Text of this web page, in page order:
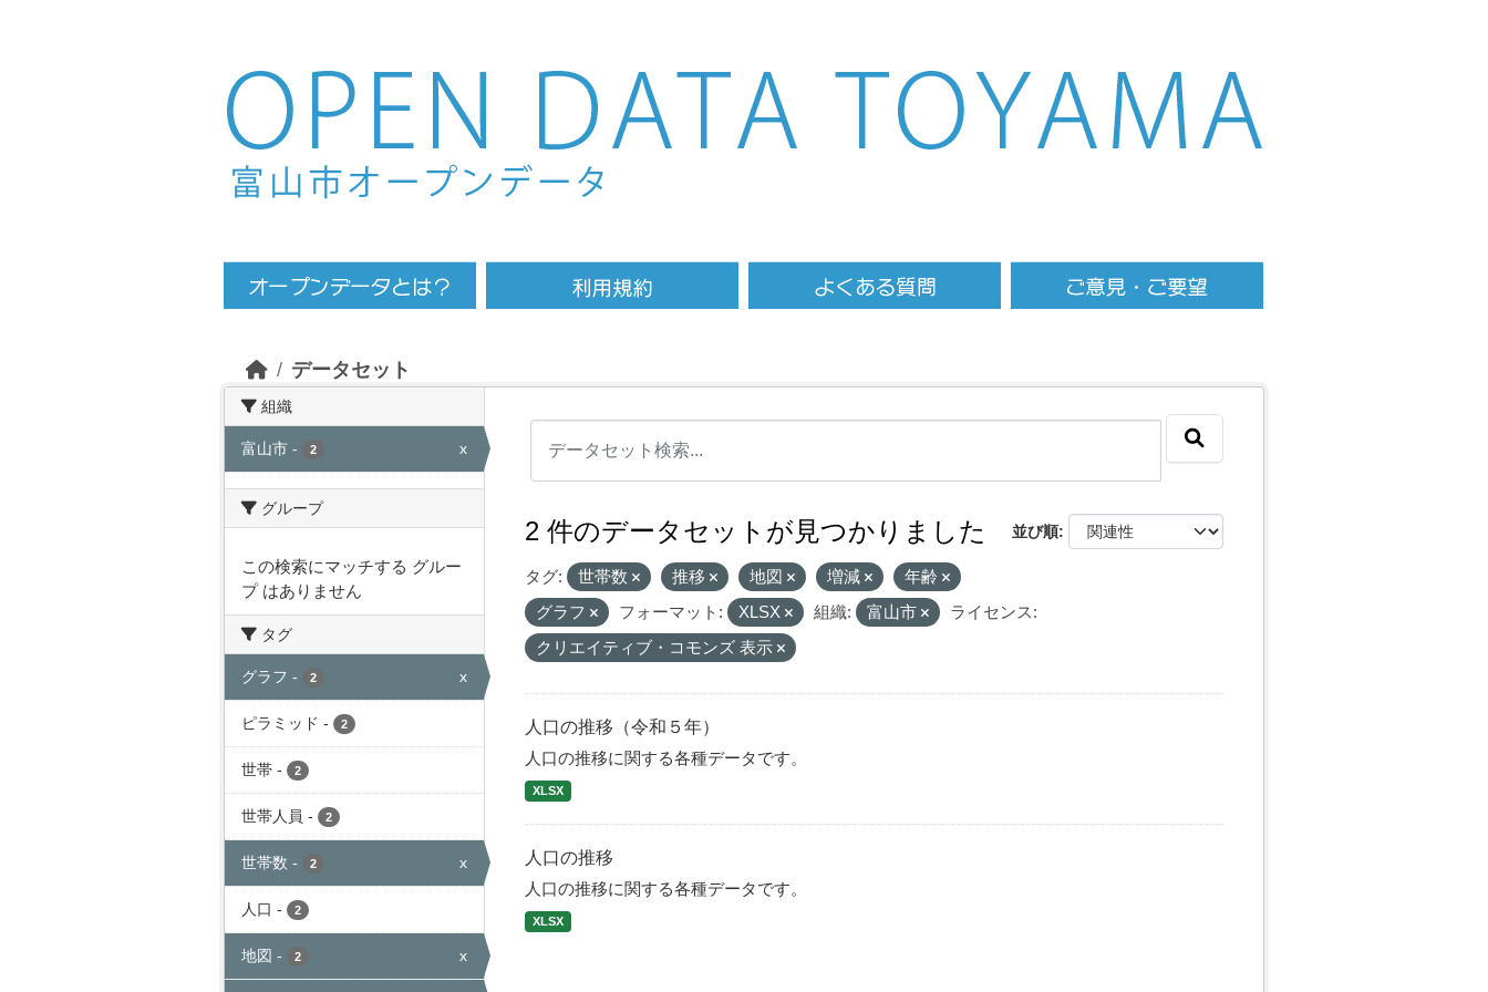
Skip to main content
データセット
組織
富山市 - 2 x
グループ
この検索にマッチする グルー
プ はありません
タグ
グラフ - 2 x
ピラミッド - 2
世帯 - 2
世帯人員 - 2
世帯数 - 2 x
人口 - 2
地図 - 2 x
並び順
2 件のデータセットが見つかりました
タグ: 世帯数 推移 地図 増減
年齢
グラフ
フォーマット: XLSX 組織: 富山市
ライセンス:
クリエイティブ・コモンズ 表示
人口の推移（令和５年）
人口の推移に関する各種データです。
XLSX
人口の推移
人口の推移に関する各種データです。
XLSX